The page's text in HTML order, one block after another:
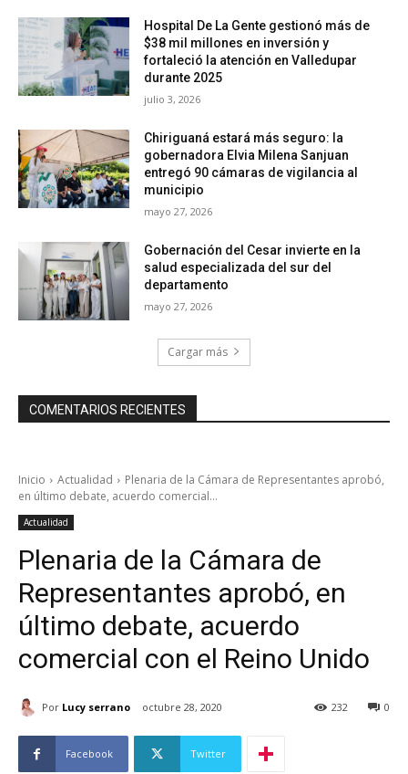
Hospital De La Gente gestionó más de
$38 mil millones en inversión y
fortaleció la atención en Valledupar
durante 2025
julio 3, 2026
Chiriguaná estará más seguro: la
gobernadora Elvia Milena Sanjuan
entregó 90 cámaras de vigilancia al
municipio
mayo 27, 2026
Gobernación del Cesar invierte en la
salud especializada del sur del
departamento
mayo 27, 2026
Cargar más
COMENTARIOS RECIENTES